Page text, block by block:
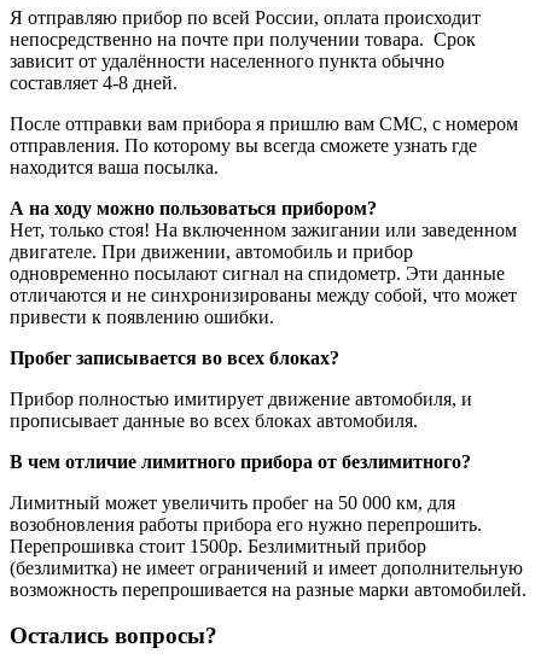
Я отправляю прибор по всей России, оплата происходит
непосредственно на почте при получении товара. Срок
зависит от удалённости населенного пункта обычно
составляет 4-8 дней.
После отправки вам прибора я пришлю вам CMC, с номером
отправления. По которому вы всегда сможете узнать где
находится ваша посылка.
А на ходу можно пользоваться прибором?
Нет, только стоя! На включенном зажигании или заведенном
двигателе. При движении, автомобиль и прибор
одновременно посылают сигнал на спидометр. Эти данные
отличаются и не синхронизированы между собой, что может
привести к появлению ошибки.
Пробег записывается во всех блоках?
Прибор полностью имитирует движение автомобиля, и
прописывает данные во всех блоках автомобиля.
В чем отличие лимитного прибора от безлимитного?
Лимитный может увеличить пробег на 50 000 км, для
возобновления работы прибора его нужно перепрошить.
Перепрошивка стоит 1500р. Безлимитный прибор
(безлимитка) не имеет ограничений и имеет дополнительную
возможность перепрошивается на разные марки автомобилей.
Остались вопросы?